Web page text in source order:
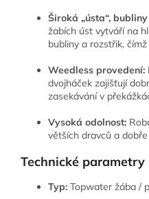
Široká „ústa“,
žabích úst vytváří na
bubliny a rozstřik,
Weedless provedení:
dvojháček zajišťují
zasekávání v
Vysoká odolnost:
větších dravců a
Technické parametry
Typ: Topwater žába /